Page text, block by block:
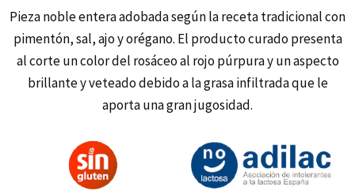
Pieza noble entera adobada según la receta tradicional con
pimentón, sal, ajo y orégano. El producto curado presenta
al corte un color del rosáceo al rojo púrpura y un aspecto
brillante y veteado debido a la grasa infiltrada que le
aporta una gran jugosidad.